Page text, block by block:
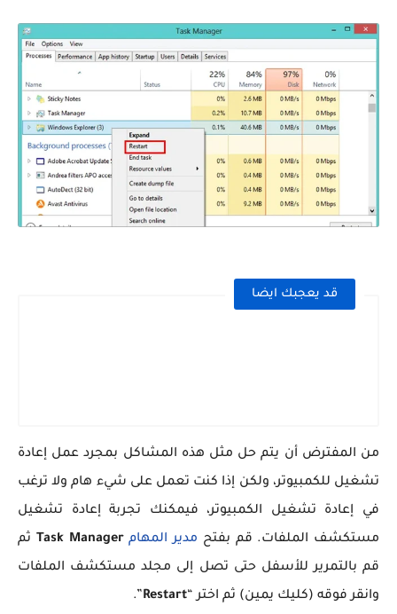
قد يعجبك ايضا
من المفترض أن يتم حل مثل هذه المشاكل بمجرد عمل إعادة
تشغيل للكمبيوتر، ولكن إذا كنت تعمل على شيء هام ولا ترغب
في إعادة تشغيل الكمبيوتر، فيمكنك تجربة إعادة تشغيل
مستكشف الملفات. قم بفتح مدير المهام Task Manager ثم
قم بالتمرير للأسفل حتى تصل إلى مجلد مستكشف الملفات
وانقر فوقه (كليك يمين) ثم اختر “Restart
”.